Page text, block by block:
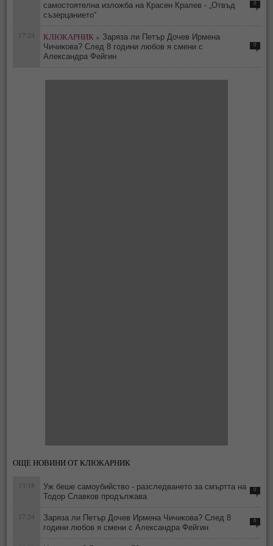
самостоятелна изложба на Красен Кралев - „Отвъд
съзерцанието“
0
17:24 КЛЮКАРНИК » Заряза ли Петър Дочев Ирмена
Чичикова? След 8 години любов я смени с
Александра Фейгин
0
ОЩЕ НОВИНИ ОТ КЛЮКАРНИК
13:18
Уж беше самоубийство - разследването за смъртта на
Тодор Славков продължава
0
17:24
Заряза ли Петър Дочев Ирмена Чичикова? След 8
години любов я смени с Александра Фейгин
0